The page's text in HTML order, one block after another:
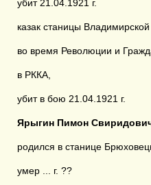
убит 21.04.1921 г.
казак станицы Владимирской
во время Революции и
в РККА,
убит в бою 21.04.1921 г.
Ярыгин Пимон
родился в станице
умер ... г. ??